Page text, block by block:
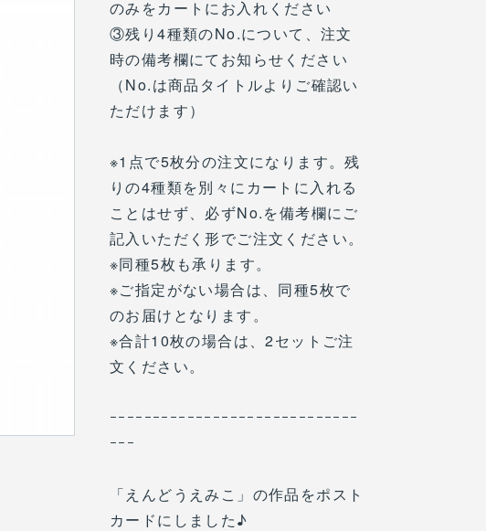
のみをカートにお入れください
③残り4種類のNo.について、注文
時の備考欄にてお知らせください
（No.は商品タイトルよりご確認い
ただけます）
※1点で5枚分の注文になります。残
りの4種類を別々にカートに入れる
ことはせず、必ずNo.を備考欄にご
記入いただく形でご注文ください。
※同種5枚も承ります。
※ご指定がない場合は、同種5枚で
のお届けとなります。
※合計10枚の場合は、2セットご注
文ください。
ｰｰｰｰｰｰｰｰｰｰｰｰｰｰｰｰｰｰｰｰｰｰｰｰｰｰｰｰｰ
ｰｰｰ
「えんどうえみこ」の作品をポスト
カードにしました♪